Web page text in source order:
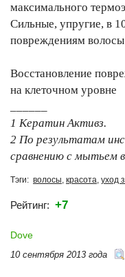
максимального
Сильные, упругие, в
повреждениям
Восстановление
на клеточном уровне
1 Кератин Активз.
2 По результатам
сравнению с мытьем
Тэги: волосы, красота, уход
Рейтинг: +7
Dove
10 сентября 2013 года